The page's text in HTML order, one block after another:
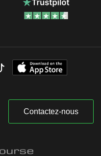
Contactez-nous